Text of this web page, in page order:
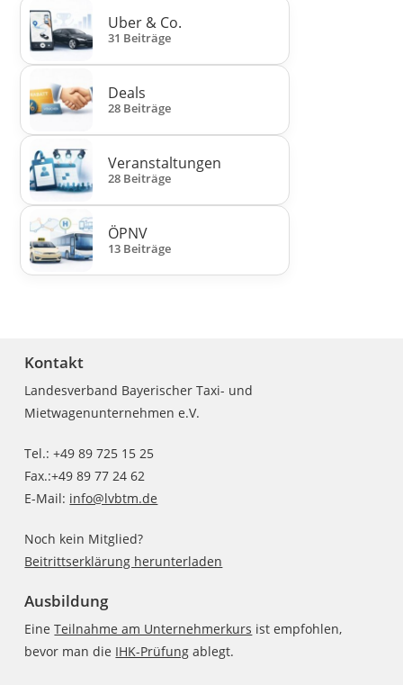
Uber & Co.
31 Beiträge
Deals
28 Beiträge
Veranstaltungen
28 Beiträge
ÖPNV
13 Beiträge
Kontakt
Landesverband Bayerischer Taxi- und
Mietwagenunternehmen e.V.
Tel.: +49 89 725 15 25
Fax.:+49 89 77 24 62
E-Mail: info@lvbtm.de
Noch kein Mitglied?
Beitrittserklärung herunterladen
Ausbildung
EineTeilnahme am Unternehmerkurs ist empfohlen,
bevor man die IHK-Prüfung ablegt.